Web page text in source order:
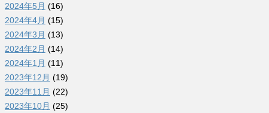
2024年5月 (16)
2024年4月 (15)
2024年3月 (13)
2024年2月 (14)
2024年1月 (11)
2023年12月 (19)
2023年11月 (22)
2023年10月 (25)